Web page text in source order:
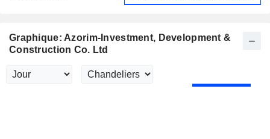
Graphique: Azorim-Investment, Development &
Construction Co. Ltd